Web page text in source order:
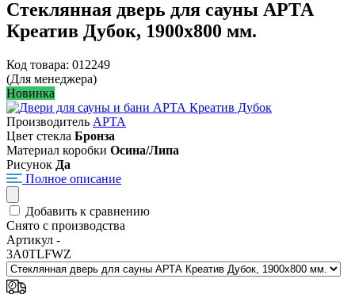
Стеклянная дверь для сауны АРТА
Креатив Дубок, 1900х800 мм.
Код товара: 012249
(Для менеджера)
Новинка
Производитель АРТА
Цвет стекла Бронза
Материал коробки Осина/Липа
Рисунок Да
Полное описание
Добавить к сравнению
Снято с производства
Артикул -
3A0TLFWZ